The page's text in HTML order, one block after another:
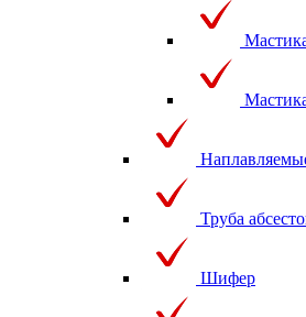
Труба
Шифер